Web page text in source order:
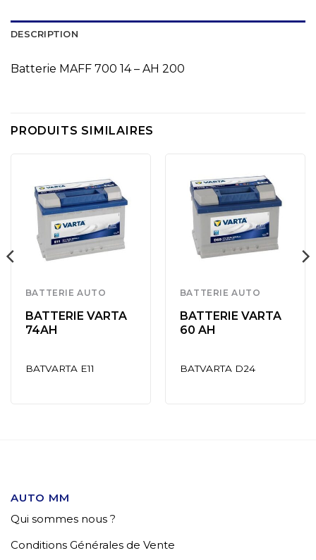
DESCRIPTION
Batterie MAFF 700 14 – AH 200
PRODUITS SIMILAIRES
BATTERIE AUTO
BATTERIE VARTA
74AH
BATVARTA E11
BATTERIE AUTO
BATTERIE VARTA
60 AH
BATVARTA D24
AUTO MM
Qui sommes nous ?
Conditions Générales de Vente